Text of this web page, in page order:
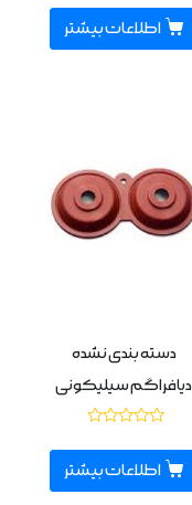
0
از
5اطلاعات بیشتر
دسته بندی نشده
دیافراگم سیلیکونی
0
از
5اطلاعات بیشتر